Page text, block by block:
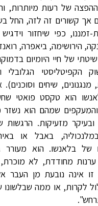
של רעות מיותרות,
אך קשורים זה לזה, החל
זמננו, כפי שיחזור
הירושימה, ביאפרה,
שיטתי של חיי היומיום
הקפיטליסטי הגלובלי
מנגנונים, שיחים
הוא טקסט פואטי
שמהם הוא
ובעיקר מזעיקות.
באבל או
של בלאנשו. הוא
ערנות מחודדת, לא
זו אינה נובעת מן העבר
לקרות, או ממה שבלשונו